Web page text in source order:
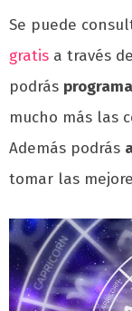
Se puede
gratis a través
podrás
mucho más las
Además podrás
tomar las